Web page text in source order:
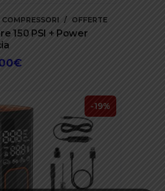
COMPRESSORI OFFERTE
150 PSI + Power
€
è:
-19%